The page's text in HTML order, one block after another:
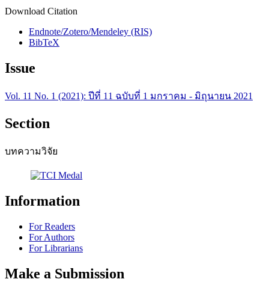
Download Citation
Endnote/Zotero/Mendeley (RIS)
BibTeX
Issue
Vol. 11 No. 1 (2021): ปีที่ 11 ฉบับที่ 1 มกราคม - มิถุนายน 2021
Section
บทความวิจัย
Information
For Readers
For Authors
For Librarians
Make a Submission